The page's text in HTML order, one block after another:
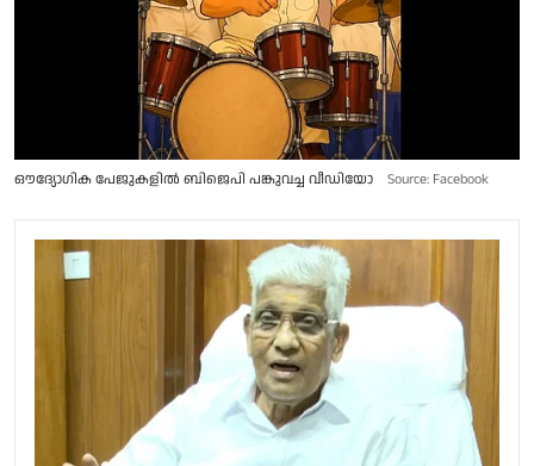
ഔദ്യോഗിക പേജുകളിൽ ബിജെപി പങ്കുവച്ച വീഡിയോ Source: Facebook